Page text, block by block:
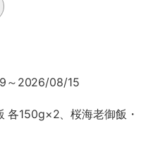
～2026/08/15
各150g×2、桜海老御飯・